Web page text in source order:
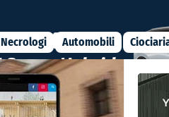
Necrologi Automobili